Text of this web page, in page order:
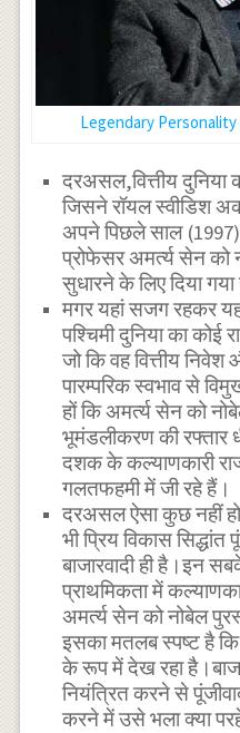
Legendary Personality
दरअसल,वित्तीय दुनिया
जिसने रॉयल स्वीडिश
अपने पिछले साल
प्रोफेसर अमर्त्य सेन को
सुधारने के लिए दिया गया
मगर यहां सजग रहकर
पश्चिमी दुनिया का कोई
जो कि वह वित्तीय
पारम्परिक स्वभाव से
हों कि अमर्त्य सेन को
भूमंडलीकरण की रफ्तार
दशक के कल्याणकारी
गलतफहमी में जी रहे हैं।
दरअसल ऐसा कुछ नहीं
भी प्रिय विकास
बाजारवादी ही है।इन
प्राथमिकता में
अमर्त्य सेन को नोबेल
इसका मतलब स्पष्ट है
के रूप में देख रहा
नियंत्रित करने से
करने में उसे भला क्या